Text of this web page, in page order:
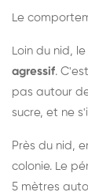
Le
Loin du nid,
agressif.
pas autour
sucre, et ne
Près du nid,
colonie. Le
5 mètres